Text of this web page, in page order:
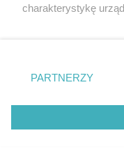
charakterystykę
zmienić/wycofać
znajdujący się w
rodzaje
użytkownika, ale
przetwarzaniu.
PARTNERZY